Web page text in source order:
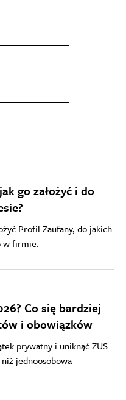
go założyć i do
Profil Zaufany, do jakich
w firmie.
Co się bardziej
i obowiązków
prywatny i uniknąć ZUS.
jednoosobowa